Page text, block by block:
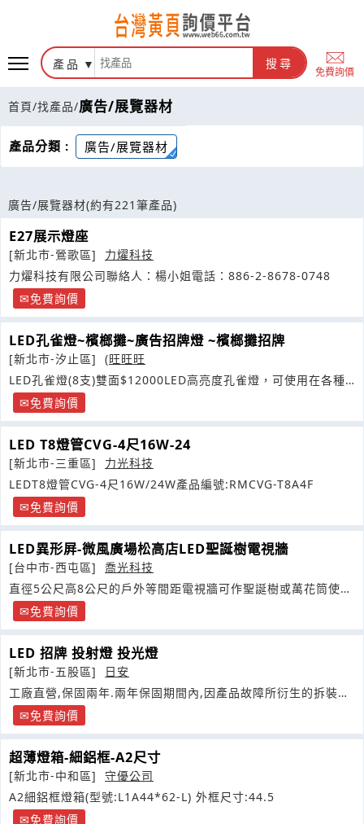
產品 搜尋
免費詢價
首頁/找產品/廣告/展覽器材
產品分類 : 廣告/展覽器材
廣告/展覽器材(約有221筆產品)
E27展示燈座
[新北市-鶯歌區]
力燿科技
力燿科技有限公司聯絡人：楊小姐電話：886-2-8678-0748
免費詢價
LED孔雀燈~檳榔攤~廣告招牌燈 ~檳榔攤招牌
[新北市-汐止區]
(旺旺旺
LED孔雀燈(8支)雙面$12000LED高亮度孔雀燈，可使用在各種
活動場合
免費詢價
LED T8燈管CVG-4尺16W-24
[新北市-三重區]
力光科技
LEDT8燈管CVG-4尺16W/24W產品編號:RMCVG-T8A4F
免費詢價
LED異形屛-微風廣場松高店LED聖誕樹電視牆
[台中市-西屯區]
喬光科技
直徑5公尺高8公尺的戶外等間距電視牆可作聖誕樹或萬花筒使
用，也可在圓錐頂部加裝企業標識
免費詢價
LED 招牌 投射燈 投光燈
[新北市-五股區]
日安
工廠直營,保固兩年.兩年保固期間內,因產品故障所衍生的拆裝費
用 免費詢價
超薄燈箱-細鋁框-A2尺寸
[新北市-中和區]
守優公司
A2細鋁框燈箱(型號:L1A44*62-L) 外框尺寸:44.5
免費詢價